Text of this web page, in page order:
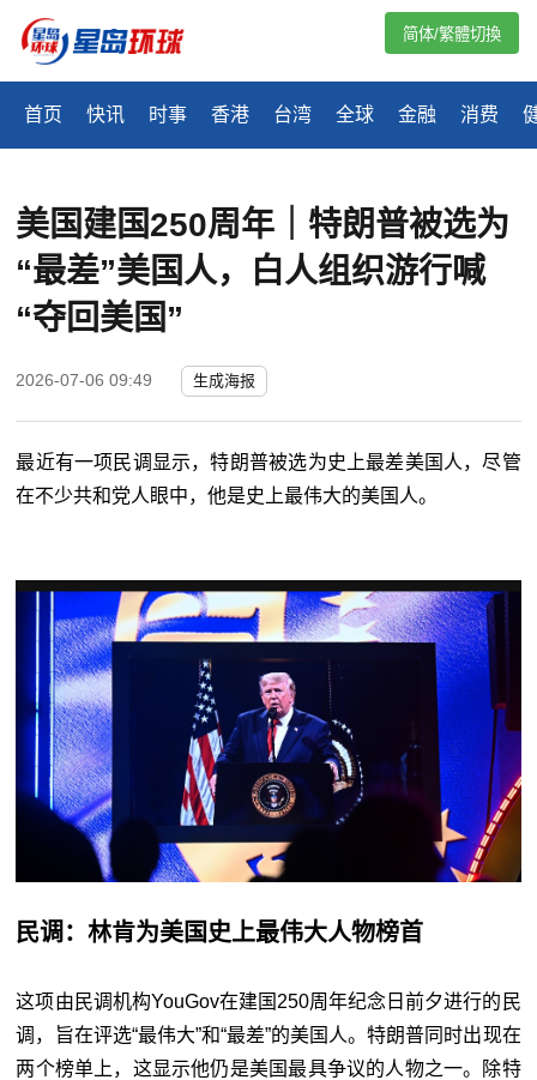
首页 快讯 时事 香港 台湾 全球 金融 消费
简体/繁體切換
美国建国250周年｜特朗普被选为
“最差”美国人，白人组织游行喊
“夺回美国”
2026-07-06 09:49 生成海报
最近有一项民调显示，特朗普被选为史上最差美国人，尽管
在不少共和党人眼中，他是史上最伟大的美国人。
民调：林肯为美国史上最伟大人物榜首
这项由民调机构YouGov在建国250周年纪念日前夕进行的民
调，旨在评选“最伟大”和“最差”的美国人。特朗普同时出现在
两个榜单上，这显示他仍是美国最具争议的人物之一。除特